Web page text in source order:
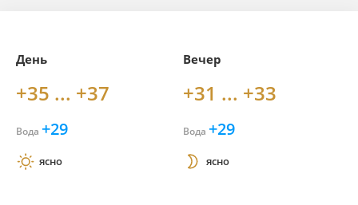
День
+35 ... +37
Вода +29
ясно
Вечер
+31 ... +33
Вода +29
ясно